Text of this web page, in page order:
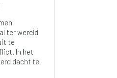
ter wereld
te
In het
dacht te